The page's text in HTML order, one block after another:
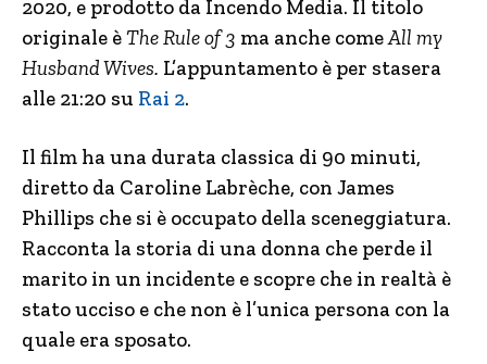
2020, e prodotto da Incendo Media. Il titolo
originale èThe Rule of 3 ma anche comeAll my
Husband Wives. L’appuntamento è per stasera
alle 21:20 su Rai 2.
Il film ha una durata classica di 90 minuti,
diretto da Caroline Labrèche, con James
Phillips che si è occupato della sceneggiatura.
Racconta la storia di una donna che perde il
marito in un incidente e scopre che in realtà è
stato ucciso e che non è l’unica persona con la
quale era sposato.